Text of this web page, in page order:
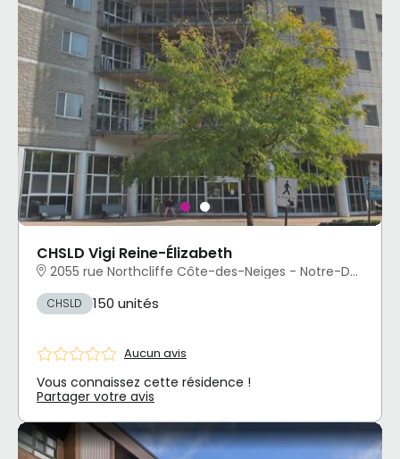
CHSLD Vigi Reine-Élizabeth
2055 rue Northcliffe Côte-des-Neiges - Notre-Dame-de-Grâce, Montréal, QC
CHSLD 150 unités
Aucun avis
Vous connaissez cette résidence !
Partager votre avis